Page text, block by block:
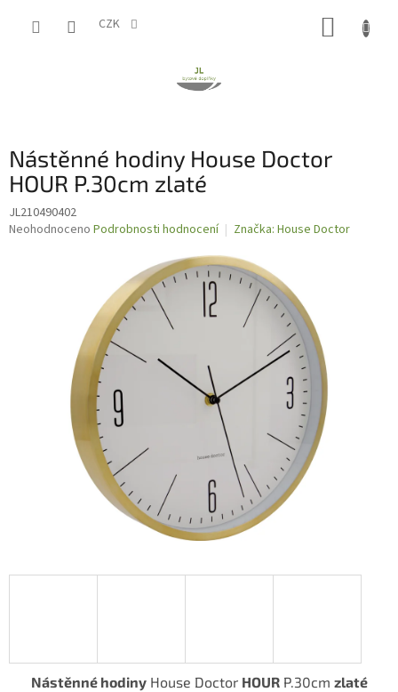
CZK
Nástěnné hodiny House Doctor
HOUR P.30cm zlaté
JL210490402
Průměrné
Neohodnoceno Podrobnosti hodnocení Značka: House Doctor
Nástěnné hodinyHouse Doctor HOURP.30cm zlaté